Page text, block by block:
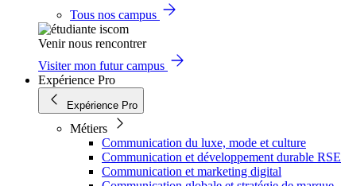
Tous nos campus
Venir nous rencontrer
Visiter mon futur campus
Expérience Pro
Expérience Pro
Métiers
Communication du luxe, mode et culture
Communication et développement durable RSE
Communication et marketing digital